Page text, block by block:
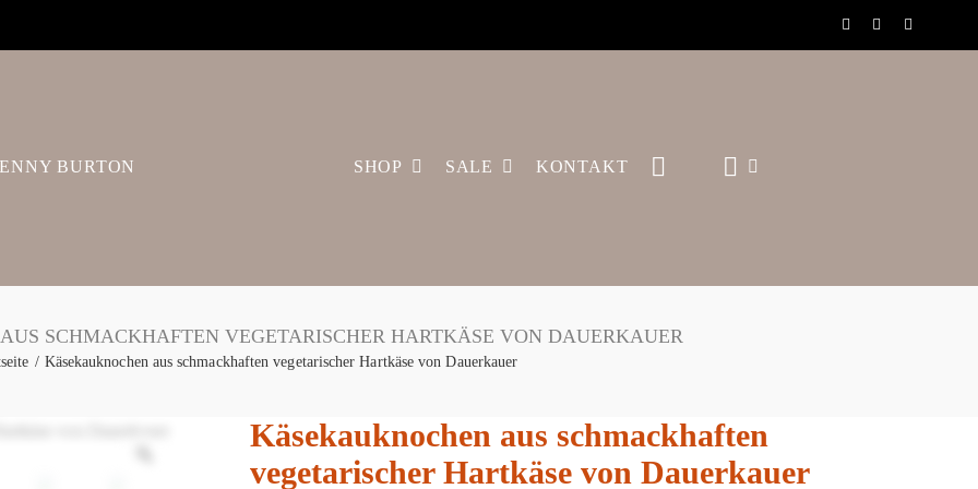
BURTON SHOP SALE KONTAKT
SCHMACKHAFTEN VEGETARISCHER HARTKÄSE VON DAUERKAUER
Käsekauknochen aus schmackhaften vegetarischer Hartkäse von Dauerkauer
Käsekauknochen aus schmackhaften
vegetarischer Hartkäse von Dauerkauer